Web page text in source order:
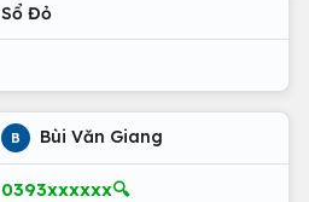
Sổ Đỏ
B Bùi Văn Giang
0393xxxxxx🔍